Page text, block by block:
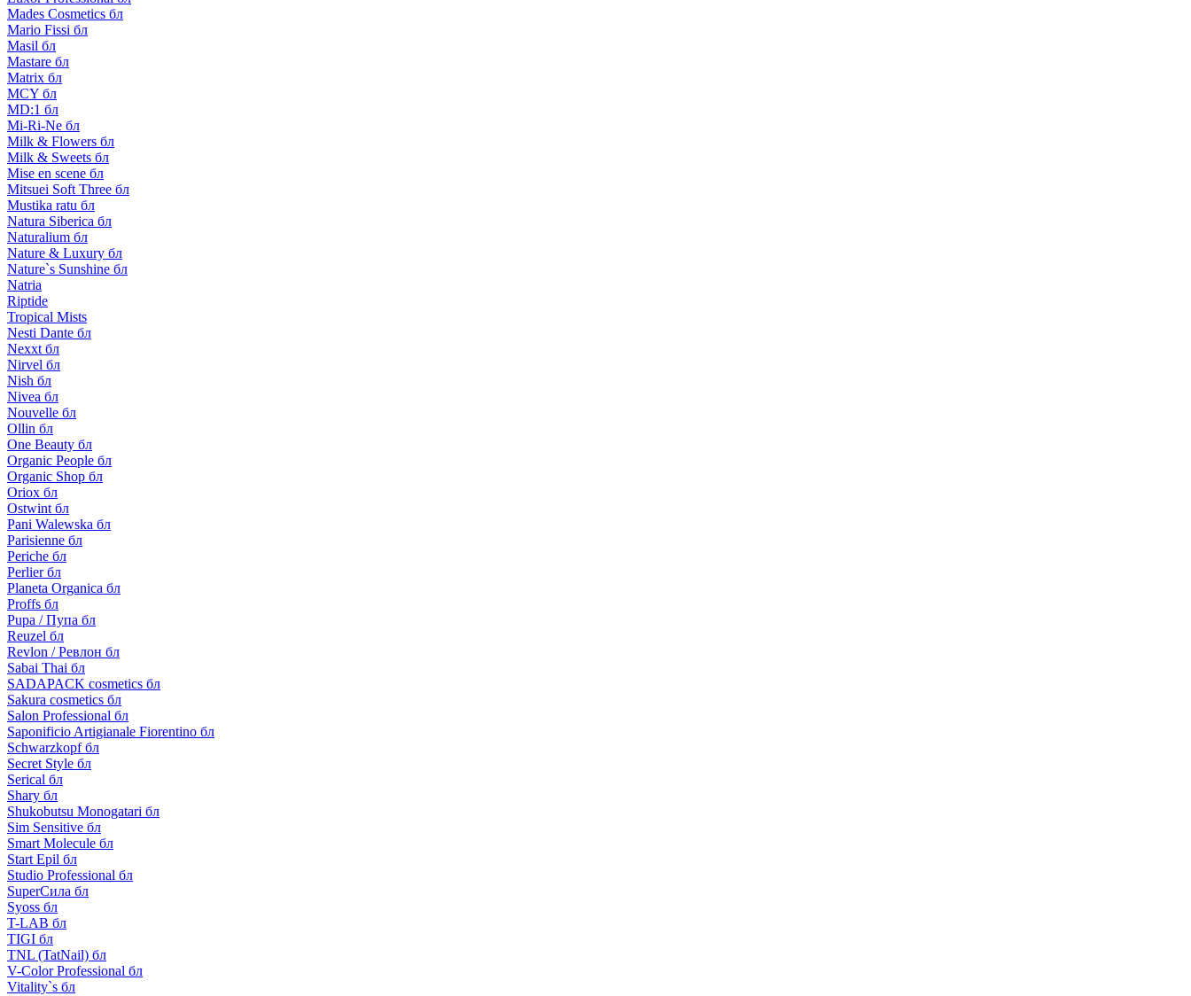
Mades Cosmetics бл
Mario Fissi бл
Masil бл
Mastare бл
Matrix бл
MCY бл
MD:1 бл
Mi-Ri-Ne бл
Milk & Flowers бл
Milk & Sweets бл
Mise en scene бл
Mitsuei Soft Three бл
Mustika ratu бл
Natura Siberica бл
Naturalium бл
Nature & Luxury бл
Nature`s Sunshine бл
Natria
Riptide
Tropical Mists
Nesti Dante бл
Nexxt бл
Nirvel бл
Nish бл
Nivea бл
Nouvelle бл
Ollin бл
One Beauty бл
Organic People бл
Organic Shop бл
Oriox бл
Ostwint бл
Pani Walewska бл
Parisienne бл
Periche бл
Perlier бл
Planeta Organica бл
Proffs бл
Pupa / Пупа бл
Reuzel бл
Revlon / Ревлон бл
Sabai Thai бл
SADAPACK cosmetics бл
Sakura cosmetics бл
Salon Professional бл
Saponificio Artigianale Fiorentino бл
Schwarzkopf бл
Secret Style бл
Serical бл
Shary бл
Shukobutsu Monogatari бл
Sim Sensitive бл
Smart Molecule бл
Start Epil бл
Studio Professional бл
SuperСила бл
Syoss бл
T-LAB бл
TIGI бл
TNL (TatNail) бл
V-Color Professional бл
Vitality`s бл